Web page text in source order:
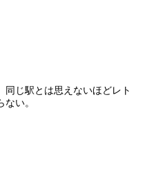
同じ駅とは思えないほどレト
い。